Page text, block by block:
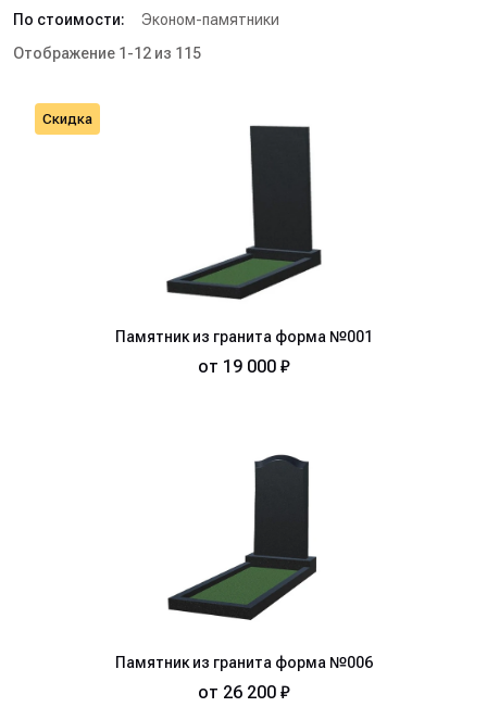
По стоимости:
Эконом-памятники
Отображение 1-12 из 115
Памятник из гранита форма №001
от 19 000 ₽
Скидка
Памятник из гранита форма №006
от 26 200 ₽